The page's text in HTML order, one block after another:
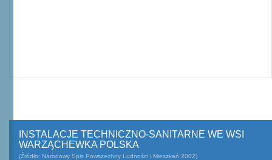
INSTALACJE TECHNICZNO-SANITARNE WE WSI
WARZĄCHEWKA POLSKA
(Źródło: Narodowy Spis Powszechny Ludności i Mieszkań 2002)